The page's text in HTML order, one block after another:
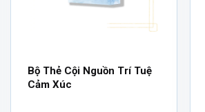
Bộ Thẻ Cội Nguồn Trí Tuệ
Cảm Xúc